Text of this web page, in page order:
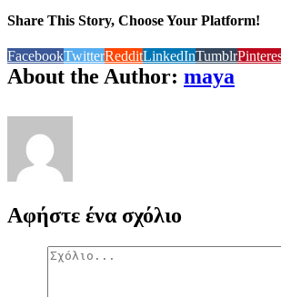
Share This Story, Choose Your Platform!
FacebookTwitterRedditLinkedInTumblr
About the Author: maya
Αφήστε ένα σχόλιο